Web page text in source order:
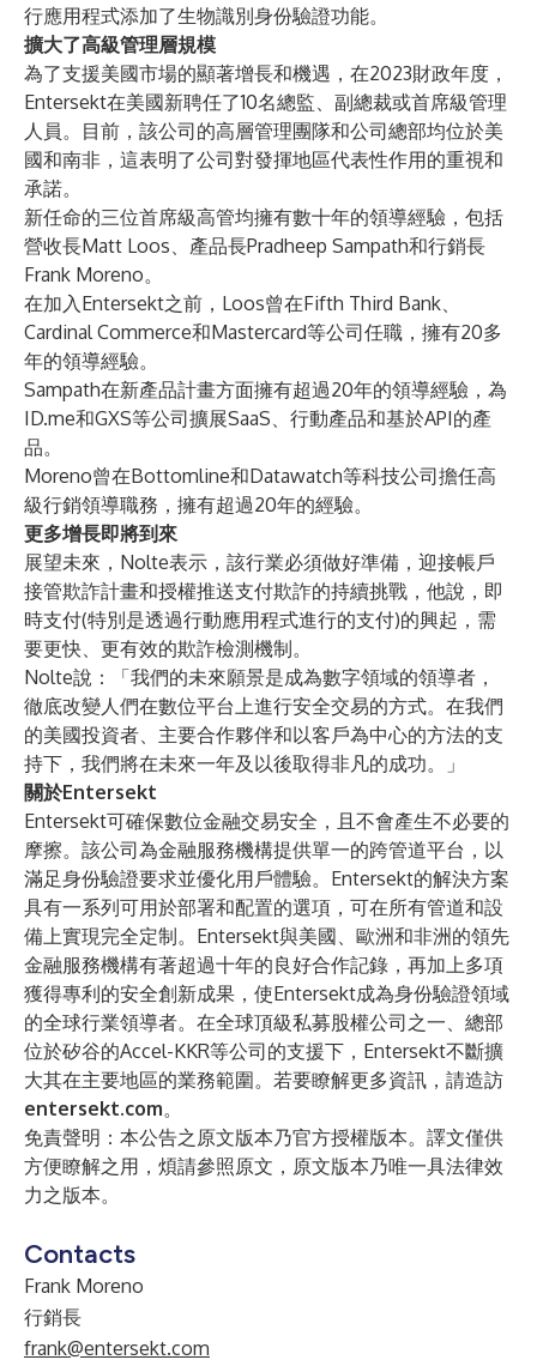
行應用程式添加了生物識別身份驗證功能。
擴大了高級管理層規模
為了支援美國市場的顯著增長和機遇，在2023財政年度，
Entersekt在美國新聘任了10名總監、副總裁或首席級管理
人員。目前，該公司的高層管理團隊和公司總部均位於美
國和南非，這表明了公司對發揮地區代表性作用的重視和
承諾。
新任命的三位首席級高管均擁有數十年的領導經驗，包括
營收長Matt Loos、產品長Pradheep Sampath和行銷長
Frank Moreno。
在加入Entersekt之前，Loos曾在Fifth Third Bank、
Cardinal Commerce和Mastercard等公司任職，擁有20多
年的領導經驗。
Sampath在新產品計畫方面擁有超過20年的領導經驗，為
ID.me和GXS等公司擴展SaaS、行動產品和基於API的產
品。
Moreno曾在Bottomline和Datawatch等科技公司擔任高
級行銷領導職務，擁有超過20年的經驗。
更多增長即將到來
展望未來，Nolte表示，該行業必須做好準備，迎接帳戶
接管欺詐計畫和授權推送支付欺詐的持續挑戰，他說，即
時支付(特別是透過行動應用程式進行的支付)的興起，需
要更快、更有效的欺詐檢測機制。
Nolte說：「我們的未來願景是成為數字領域的領導者，
徹底改變人們在數位平台上進行安全交易的方式。在我們
的美國投資者、主要合作夥伴和以客戶為中心的方法的支
持下，我們將在未來一年及以後取得非凡的成功。」
關於Entersekt
Entersekt可確保數位金融交易安全，且不會產生不必要的
摩擦。該公司為金融服務機構提供單一的跨管道平台，以
滿足身份驗證要求並優化用戶體驗。Entersekt的解決方案
具有一系列可用於部署和配置的選項，可在所有管道和設
備上實現完全定制。Entersekt與美國、歐洲和非洲的領先
金融服務機構有著超過十年的良好合作記錄，再加上多項
獲得專利的安全創新成果，使Entersekt成為身份驗證領域
的全球行業領導者。在全球頂級私募股權公司之一、總部
位於矽谷的Accel-KKR等公司的支援下，Entersekt不斷擴
大其在主要地區的業務範圍。若要瞭解更多資訊，請造訪
entersekt.com。
免責聲明：本公告之原文版本乃官方授權版本。譯文僅供
方便瞭解之用，煩請參照原文，原文版本乃唯一具法律效
力之版本。
Contacts
Frank Moreno
行銷長
frank@entersekt.com